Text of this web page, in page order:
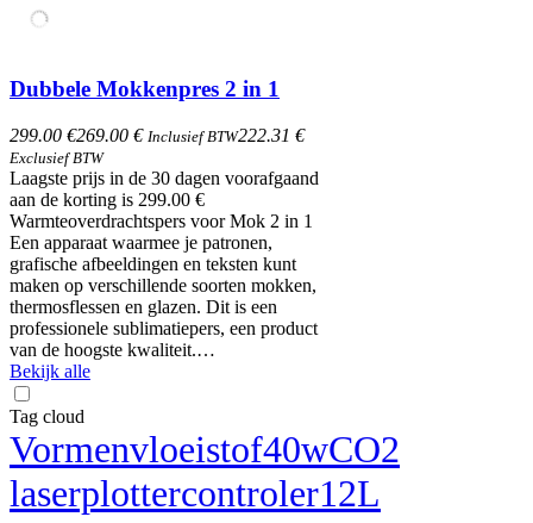
Dubbele Mokkenpres 2 in 1
299.00 €269.00 € Inclusief BTW222.31 €
Exclusief BTW
Laagste prijs in de 30 dagen voorafgaand
aan de korting is 299.00 €
Warmteoverdrachtspers voor Mok 2 in 1​
Een apparaat waarmee je patronen,
grafische afbeeldingen en teksten kunt
maken op verschillende soorten mokken,
thermosflessen en glazen. Dit is een
professionele sublimatiepers, een product
van de hoogste kwaliteit.…
Bekijk alle
Tag cloud
Vormenvloeistof40wCO2
laserplottercontroler12L